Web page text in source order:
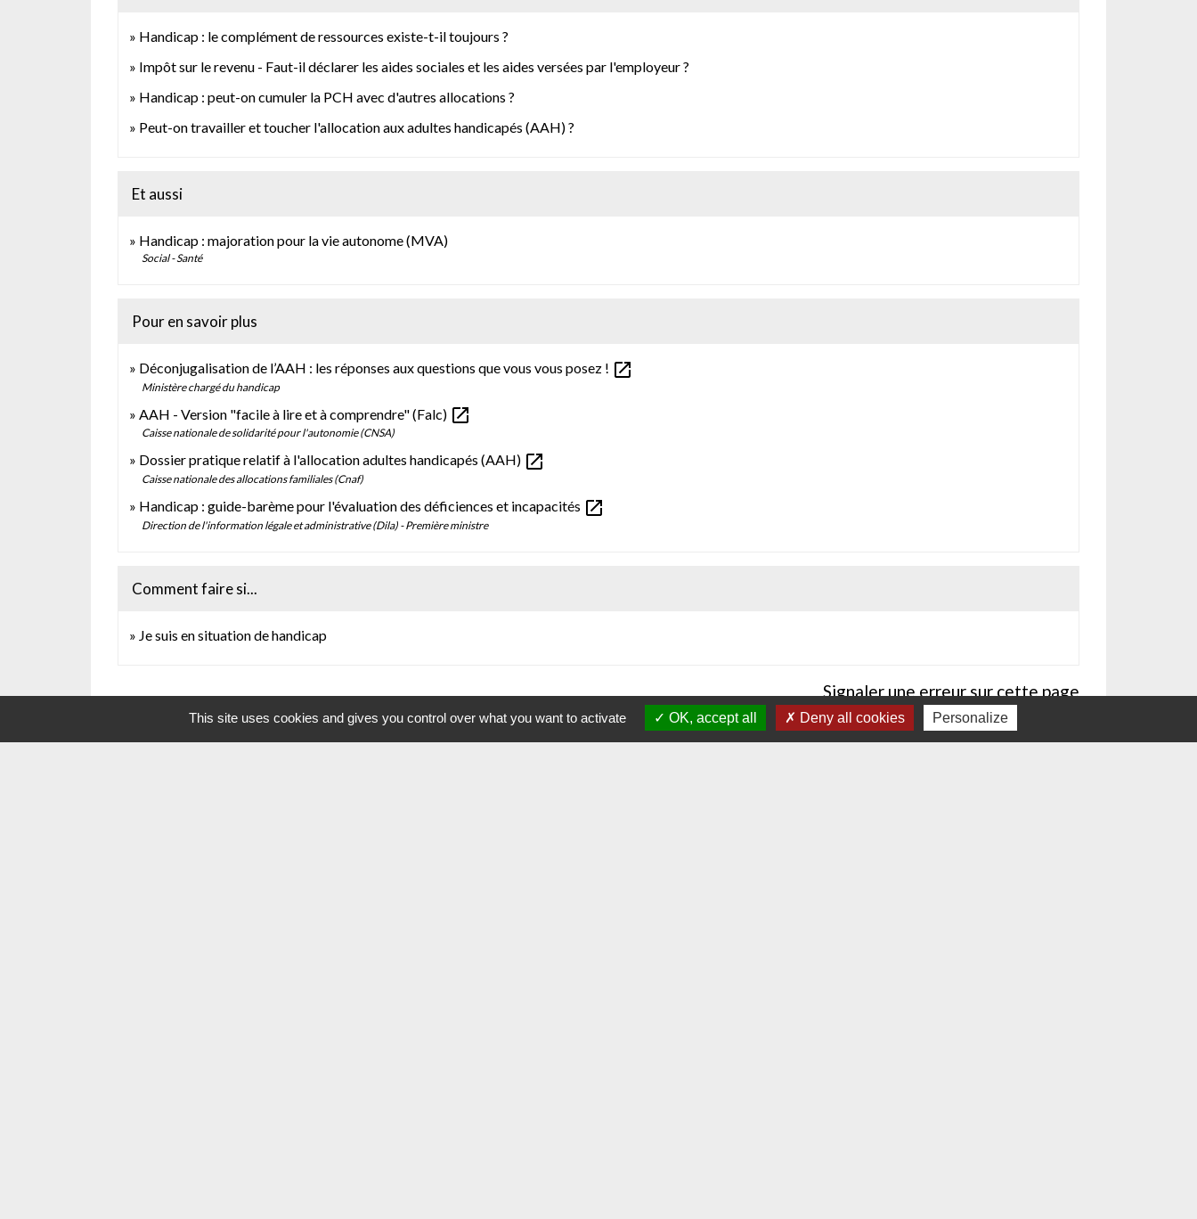
Handicap : le complément de ressources existe-t-il toujours ?
Impôt sur le revenu - Faut-il déclarer les aides sociales et les aides versées par l'employeur ?
Handicap : peut-on cumuler la PCH avec d'autres allocations ?
Peut-on travailler et toucher l'allocation aux adultes handicapés (AAH) ?
Et aussi
Handicap : majoration pour la vie autonome (MVA)
Social - Santé
Pour en savoir plus
Déconjugalisation de l’AAH : les réponses aux questions que vous vous posez ! open_in_new
Ministère chargé du handicap
AAH - Version "facile à lire et à comprendre" (Falc) open_in_new
Caisse nationale de solidarité pour l'autonomie (CNSA)
Dossier pratique relatif à l'allocation adultes handicapés (AAH) open_in_new
Caisse nationale des allocations familiales (Cnaf)
Handicap : guide-barème pour l'évaluation des déficiences et incapacités open_in_new
Direction de l'information légale et administrative (Dila) - Première ministre
Comment faire si...
Je suis en situation de handicap
Signaler une erreur sur cette page
This site uses cookies and gives you control over what you want to activate OK, accept all Deny all cookies Personalize